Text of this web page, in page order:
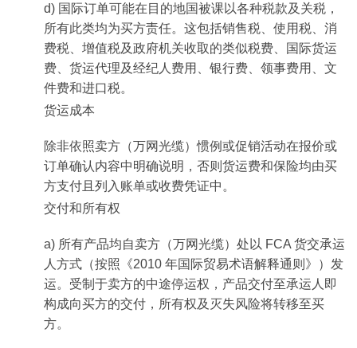
d) 国际订单可能在目的地国被课以各种税款及关税，
所有此类均为买方责任。这包括销售税、使用税、消
费税、增值税及政府机关收取的类似税费、国际货运
费、货运代理及经纪人费用、银行费、领事费用、文
件费和进口税。
货运成本
除非依照卖方（万网光缆）惯例或促销活动在报价或
订单确认内容中明确说明，否则货运费和保险均由买
方支付且列入账单或收费凭证中。
交付和所有权
a) 所有产品均自卖方（万网光缆）处以 FCA 货交承运
人方式（按照《2010 年国际贸易术语解释通则》）发
运。受制于卖方的中途停运权，产品交付至承运人即
构成向买方的交付，所有权及灭失风险将转移至买
方。